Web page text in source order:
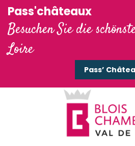
Pass'châteaux
Besuchen Sie die
Loire
Pass’